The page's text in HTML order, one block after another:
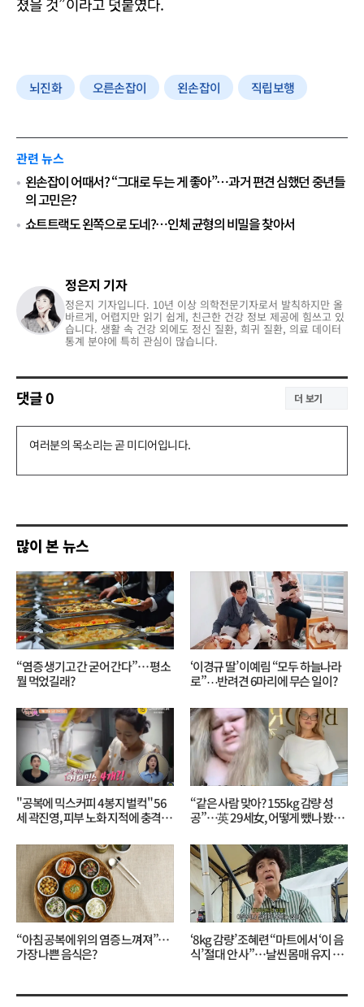
뇌진화 오른손잡이 왼손잡이 직립보행
관련 뉴스
왼손잡이 어때서? “그대로 두는 게 좋아”…과거 편견 심했던 중년들
의 고민은?
쇼트트랙도 왼쪽으로 도네?…인체 균형의 비밀을 찾아서
정은지 기자
정은지 기자입니다. 10년 이상 의학전문기자로서 발칙하지만 올
바르게, 어렵지만 읽기 쉽게, 친근한 건강 정보 제공에 힘쓰고 있
습니다. 생활 속 건강 외에도 정신 질환, 희귀 질환, 의료 데이터
통계 분야에 특히 관심이 많습니다.
댓글0 더 보기
댓
기
많이 본 뉴스
“염증 생기고 간 굳어 간다”… 평소
뭘 먹었길래?
‘이경규 딸’ 이예림 “모두 하늘나라
로”⋯반려견 6마리에 무슨 일이?
"공복에 믹스커피 4봉지 벌컥" 56
세 곽진영, 피부 노화 지적에 충격…
“같은 사람 맞아? 155kg 감량 성
공”…英 29세女, 어떻게 뺐나 봤더
“아침 공복에 위의 염증 느껴져”…
가장 나쁜 음식은?
‘8kg 감량’ 조혜련 “마트에서 ‘이 음
식’ 절대 안 사”…날씬 몸매 유지 비